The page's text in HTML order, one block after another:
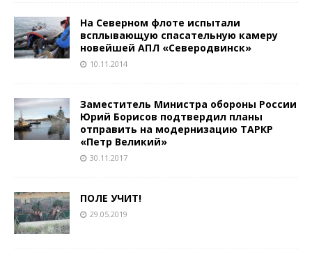
На Северном флоте испытали
всплывающую спасательную камеру
новейшей АПЛ «Северодвинск»
10.11.2014
Заместитель Министра обороны России
Юрий Борисов подтвердил планы
отправить на модернизацию ТАРКР
«Петр Великий»
30.11.2017
ПОЛЕ УЧИТ!
29.05.2019